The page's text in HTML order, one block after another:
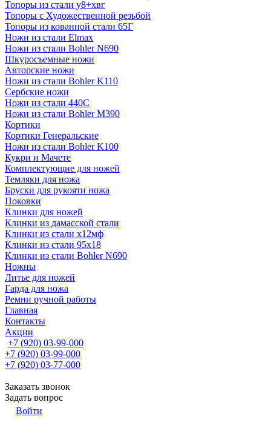
Топоры из стали у8+хвг
Топоры с Художественной резьбой
Топоры из кованной стали 65Г
Ножи из стали Elmax
Ножи из стали Bohler N690
Шкуросъемные ножи
Авторские ножи
Ножи из стали Bohler K110
Сербские ножи
Ножи из стали 440С
Ножи из стали Bohler M390
Кортики
Кортики Генеральские
Ножи из стали Bohler K100
Кукри и Мачете
Комплектующие для ножей
Темляки для ножа
Бруски для рукояти ножа
Поковки
Клинки для ножей
Клинки из дамасской стали
Клинки из стали х12мф
Клинки из стали 95х18
Клинки из стали Bohler N690
Ножны
Литье для ножей
Гарда для ножа
Ремни ручной работы
Главная
Контакты
Акции
+7 (920) 03-99-000
+7 (920) 03-99-000
+7 (920) 03-77-000
Заказать звонок
Задать вопрос
Войти